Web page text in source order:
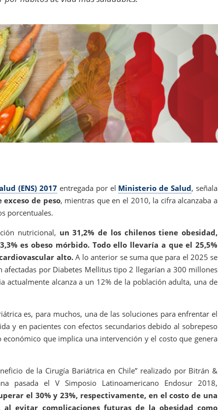
(ENS) 2017 entregada por el Ministerio de Salud, señala
de peso, mientras que en el 2010, la cifra alcanzaba a
porcentuales.
nutricional, un 31,2% de los chilenos tiene obesidad,
es obeso mórbido. Todo ello llevaría a que el 25,5%
alto.A lo anterior se suma que para el 2025 se
afectadas por Diabetes Mellitus tipo 2 llegarían a 300 millones
actualmente alcanza a un 12% de la población adulta, una de
es, para muchos, una de las soluciones para enfrentar el
y en pacientes con efectos secundarios debido al sobrepeso
económico que implica una intervención y el costo que genera
de la Cirugía Bariátrica en Chile” realizado por Bitrán &
pasada el V Simposio Latinoamericano Endosur 2018,
el 30% y 23%, respectivamente, en el costo de una
evitar complicaciones futuras de la obesidad como
número de...
enfermedades periodontales. Sin